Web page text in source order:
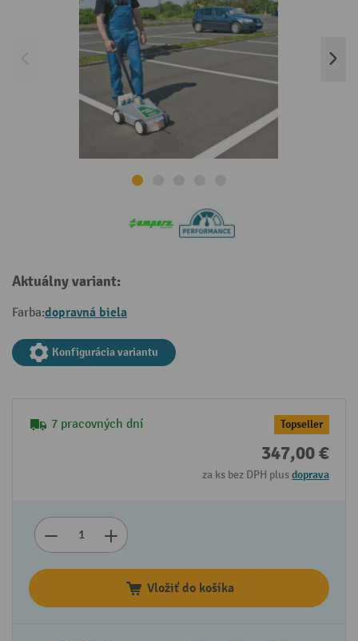
Aktuálny variant:
Farba:dopravná biela
Konfigurácia variantu
7 pracovných dní Topseller
347,00 €
za ks bez DPH plusdoprava
Vložiť do košíka